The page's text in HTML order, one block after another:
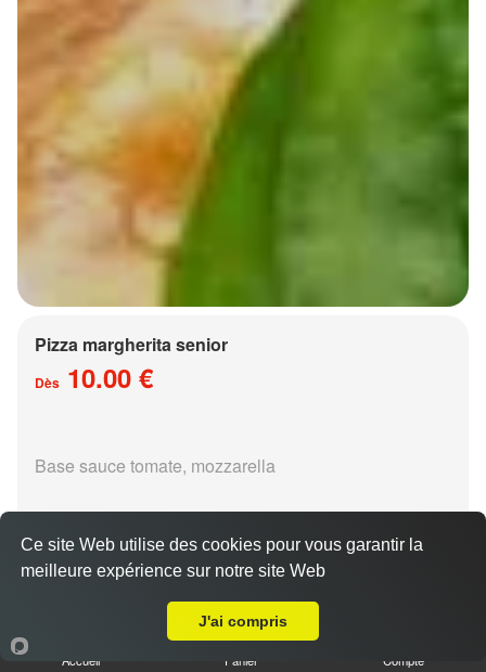
Pizza margherita senior
Dès 10.00 €
Base sauce tomate, mozzarella
15.00 €
Accueil Panier Compte
Ce site Web utilise des cookies pour vous garantir la
meilleure expérience sur notre site Web
J'ai compris